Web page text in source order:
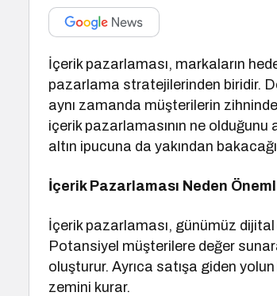
İçerik pazarlaması, markaların
pazarlama stratejilerinden biridir.
aynı zamanda müşterilerin
içerik pazarlamasının ne
altın ipucuna da yakından
İçerik Pazarlaması Neden
İçerik pazarlaması, günümüz
Potansiyel müşterilere değer
oluşturur. Ayrıca satışa giden
zemini kurar.